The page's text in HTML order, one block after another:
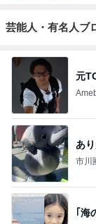
芸能人・有名人ブ
元
あ
市川
｢海